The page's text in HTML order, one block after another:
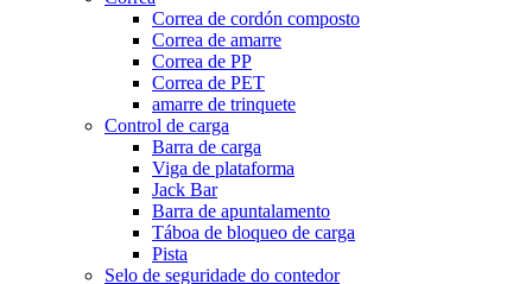
Correa de cordón composto
Correa de amarre
Correa de PP
Correa de PET
amarre de trinquete
Control de carga
Barra de carga
Viga de plataforma
Jack Bar
Barra de apuntalamento
Táboa de bloqueo de carga
Pista
Selo de seguridade do contedor